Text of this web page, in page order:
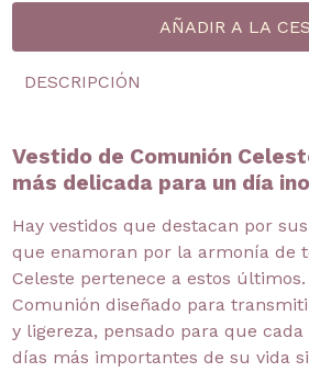
DESCRIPCIÓN
Vestido de Comunión
más delicada para un día
Hay vestidos que destacan por
que enamoran por la armonía de
Celeste pertenece a estos
Comunión diseñado para
y ligereza, pensado para que
días más importantes de su vida